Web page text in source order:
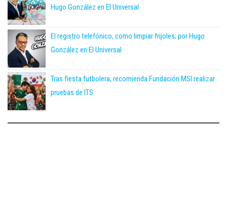
Hugo González en El Universal
El registro telefónico, como limpiar frijoles; por Hugo
González en El Universal
Tras fiesta futbolera, recomienda Fundación MSI realizar
pruebas de ITS